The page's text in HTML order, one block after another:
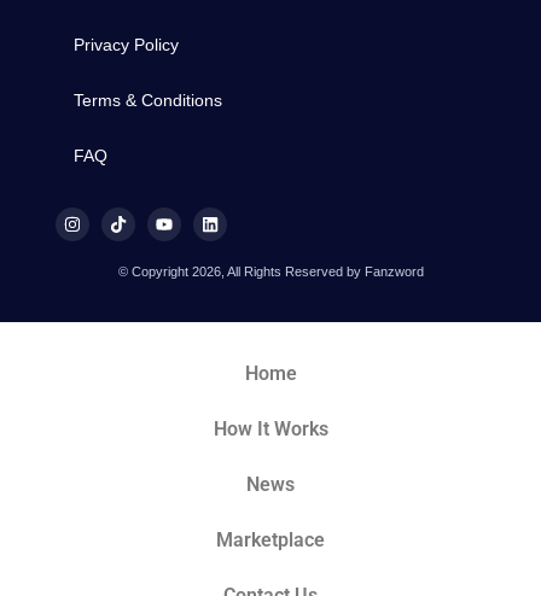
Privacy Policy
Terms & Conditions
FAQ
© Copyright 2026, All Rights Reserved by Fanzword
Home
How It Works
News
Marketplace